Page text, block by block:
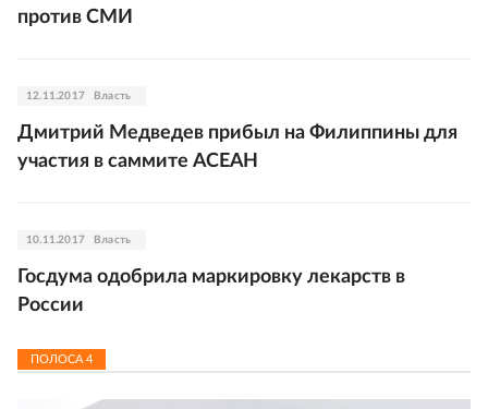
против СМИ
12.11.2017 Власть
Дмитрий Медведев прибыл на Филиппины для
участия в саммите АСЕАН
10.11.2017 Власть
Госдума одобрила маркировку лекарств в
России
ПОЛОСА 4